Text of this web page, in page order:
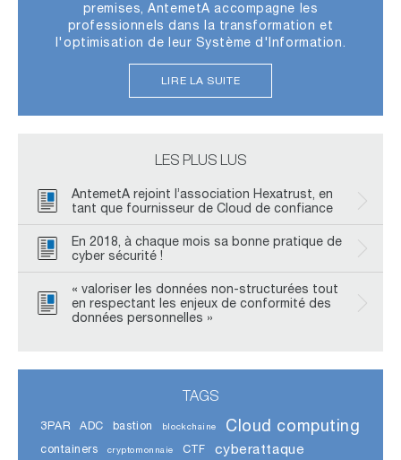
premises, AntemetA accompagne les
professionnels dans la transformation et
l'optimisation de leur Système d'Information.
LIRE LA SUITE
LES PLUS LUS
AntemetA rejoint l’association Hexatrust, en
tant que fournisseur de Cloud de confiance
En 2018, à chaque mois sa bonne pratique de
cyber sécurité !
« valoriser les données non-structurées tout
en respectant les enjeux de conformité des
données personnelles »
TAGS
3PAR ADC bastion blockchaine Cloud computing
containers cryptomonnaie CTF cyberattaque